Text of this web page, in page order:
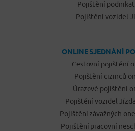
Pojištění
Pojištění vozidel
ONLINE SJEDNÁNÍ
Cestovní pojištění
Pojištění cizinců
Úrazové pojištění
Pojištění vozidel
Pojištění závažných
Pojištění pracovní